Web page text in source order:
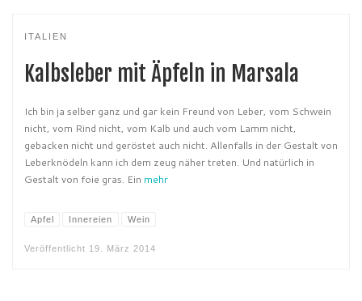
ITALIEN
Kalbsleber mit Äpfeln in Marsala
Ich bin ja selber ganz und gar kein Freund von Leber, vom Schwein
nicht, vom Rind nicht, vom Kalb und auch vom Lamm nicht,
gebacken nicht und geröstet auch nicht. Allenfalls in der Gestalt von
Leberknödeln kann ich dem zeug näher treten. Und natürlich in
Gestalt von foie gras. Ein mehr
Apfel Innereien Wein
Veröffentlicht 19. März 2014